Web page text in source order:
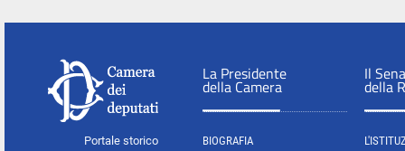
Portale storico
La Presidente
della Camera
BIOGRAFIA
Il
della